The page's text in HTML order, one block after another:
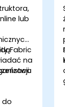
lub
Fabric
na
do